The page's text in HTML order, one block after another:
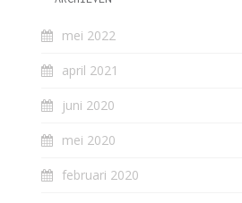
mei 2022
april 2021
juni 2020
mei 2020
februari 2020